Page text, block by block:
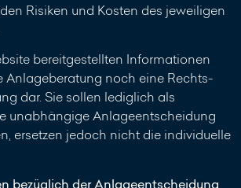
Risiken und Kosten des jeweiligen
bereitgestellten Informationen
Anlageberatung noch eine Rechts-
dar. Sie sollen lediglich als
unabhängige Anlageentscheidung
ersetzen jedoch nicht die individuelle
bezüglich der Anlageentscheidung